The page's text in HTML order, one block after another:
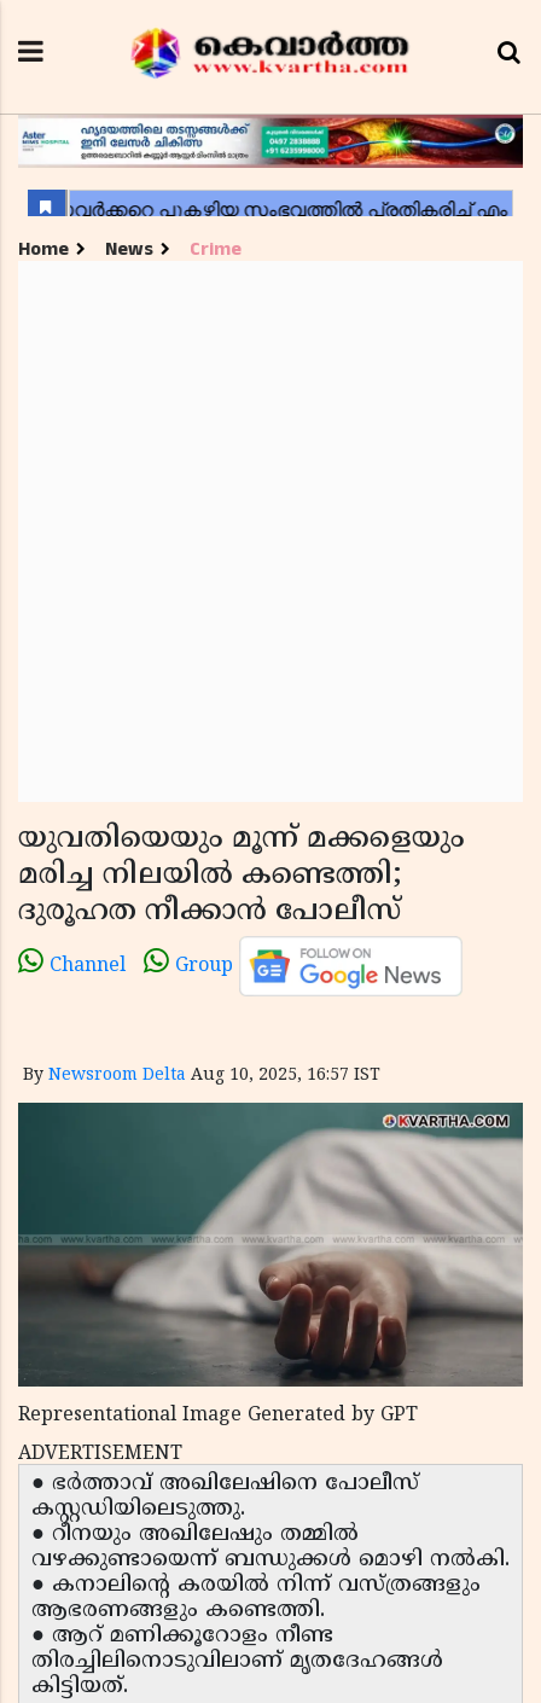
Home News Crime
യുവതിയെയും മൂന്ന് മക്കളെയും
മരിച്ച നിലയിൽ കണ്ടെത്തി;
ദുരൂഹത നീക്കാൻ പോലീസ്
Channel Group
By Newsroom Delta Aug 10, 2025, 16:57 IST
Representational Image Generated by GPT
ADVERTISEMENT
● ഭർത്താവ് അഖിലേഷിനെ പോലീസ്
കസ്റ്റഡിയിലെടുത്തു.
● റീനയും അഖിലേഷും തമ്മിൽ
വഴക്കുണ്ടായെന്ന് ബന്ധുക്കൾ മൊഴി നൽകി.
● കനാലിന്റെ കരയിൽ നിന്ന് വസ്ത്രങ്ങളും
ആഭരണങ്ങളും കണ്ടെത്തി.
● ആറ് മണിക്കൂറോളം നീണ്ട
തിരച്ചിലിനൊടുവിലാണ് മൃതദേഹങ്ങൾ
കിട്ടിയത്.